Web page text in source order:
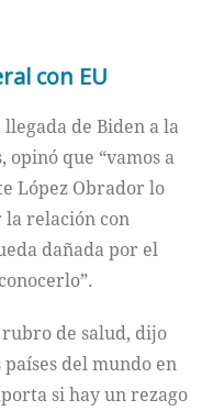
con EU
de Biden a la
opinó que “vamos a
López Obrador lo
la relación con
dañada por el
de salud, dijo
países del mundo en
si hay un rezago